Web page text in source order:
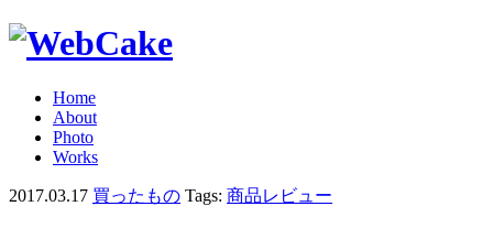
Home
About
Photo
Works
2017.03.17 買ったもの Tags: 商品レビュー